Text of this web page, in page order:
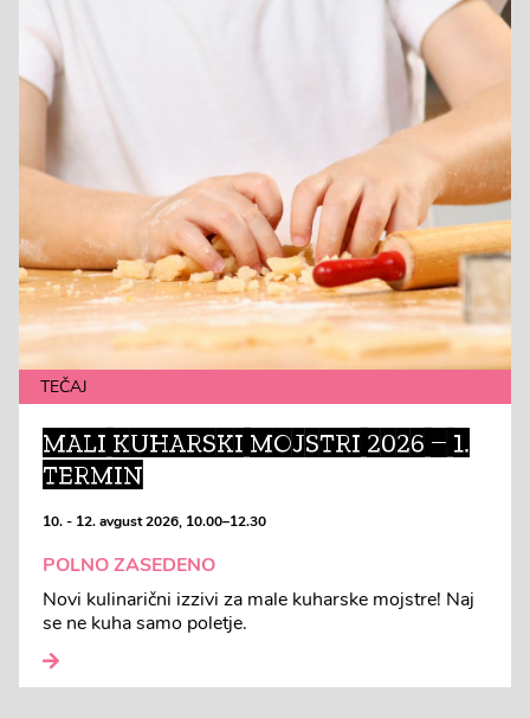
TEČAJ
MALI KUHARSKI MOJSTRI 2026 – 1.
TERMIN
10. - 12. avgust 2026, 10.00–12.30
POLNO ZASEDENO
Novi kulinarični izzivi za male kuharske mojstre! Naj
se ne kuha samo poletje.